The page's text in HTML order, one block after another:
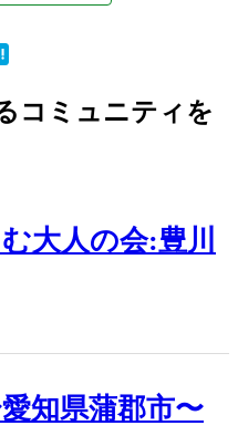
コミュニティを
大人の会:豊川
知県蒲郡市〜